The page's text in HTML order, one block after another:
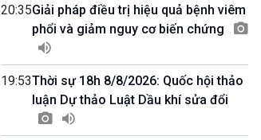
10 phút Sự kiện - Luận bàn
Câu chuyện thời sự
Đối thoại
Diễn đàn chủ nhật
Chuyện đêm
20:35Giải pháp điều trị hiệu quả bệnh viêm
phổi và giảm nguy cơ biến chứng
19:53Thời sự 18h 8/8/2026: Quốc hội thảo
luận Dự thảo Luật Dầu khí sửa đổi